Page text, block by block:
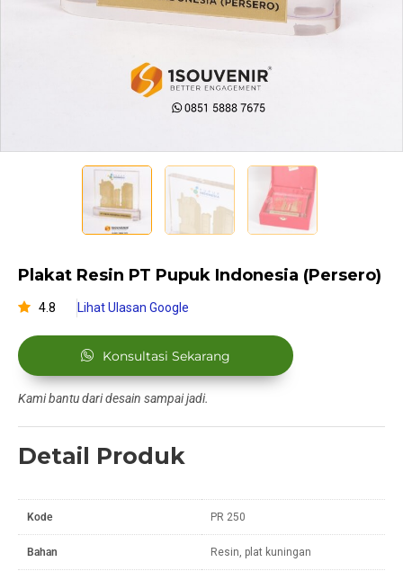
Plakat Resin PT Pupuk Indonesia (Persero)
4.8 Lihat Ulasan Google
Konsultasi Sekarang
Kami bantu dari desain sampai jadi.
Detail Produk
Kode PR 250
Bahan Resin, plat kuningan